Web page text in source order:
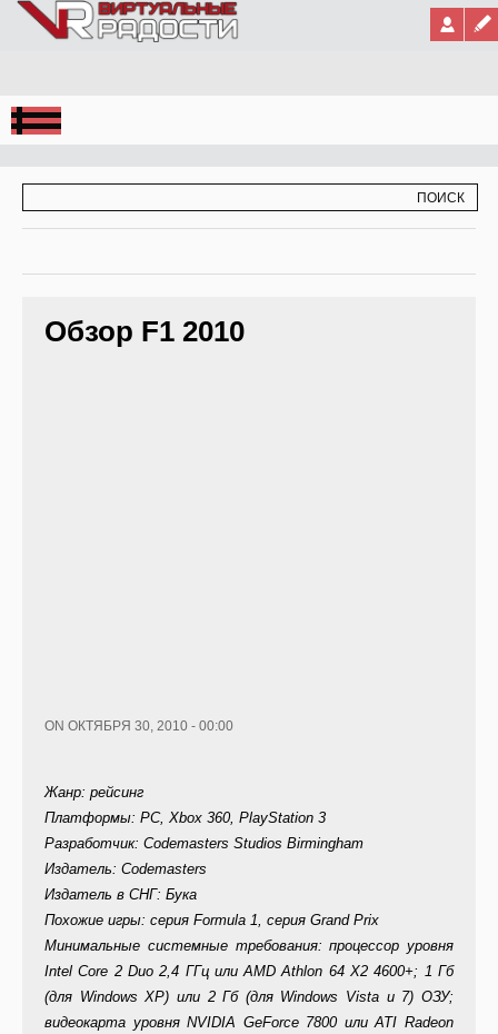
Jump to Navigation
Обзор F1 2010
ON ОКТЯБРЯ 30, 2010 - 00:00
Жанр: рейсинг
Платформы: PC, Xbox 360, PlayStation 3
Разработчик: Codemasters Studios Birmingham
Издатель: Codemasters
Издатель в СНГ: Бука
Похожие игры: серия Formula 1, серия Grand Prix
Минимальные системные требования: процессор уровня
Intel Core 2 Duo 2,4 ГГц или AMD Athlon 64 X2 4600+; 1 Гб
(для Windows XP) или 2 Гб (для Windows Vista и 7) ОЗУ;
видеокарта уровня NVIDIA GeForce 7800 или ATI Radeon